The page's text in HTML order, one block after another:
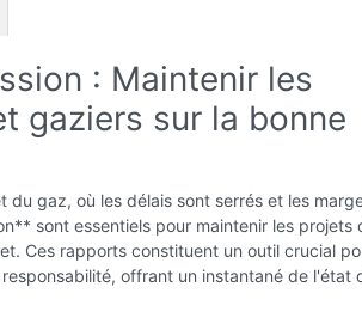
: Maintenir les
gaziers sur la bonne
gaz, où les délais sont serrés et les
sont essentiels pour maintenir les projets
Ces rapports constituent un outil crucial
offrant un instantané de l'état